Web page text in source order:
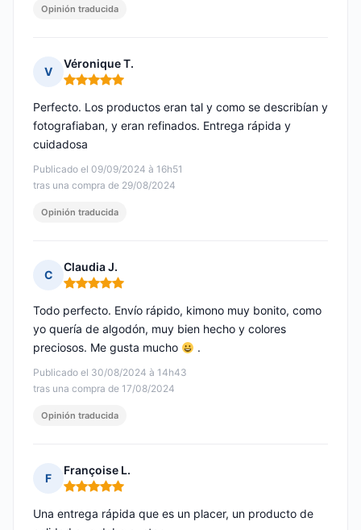
Opinión traducida
V
Véronique T.
Nota: 5 de 5
Publicado el 09/09/2024 à 16h51
tras una compra de 29/08/2024
Perfecto. Los productos eran tal y como se describían y
fotografiaban, y eran refinados. Entrega rápida y
cuidadosa
Opinión traducida
C
Claudia J.
Nota: 5 de 5
Publicado el 30/08/2024 à 14h43
tras una compra de 17/08/2024
Todo perfecto. Envío rápido, kimono muy bonito, como
yo quería de algodón, muy bien hecho y colores
preciosos. Me gusta mucho
.
Opinión traducida
F
Françoise L.
Nota: 5 de 5
Una entrega rápida que es un placer, un producto de